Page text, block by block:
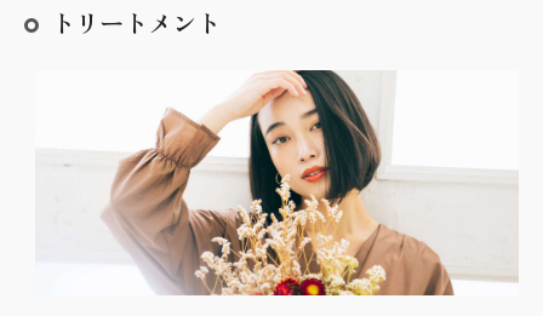
トリートメント